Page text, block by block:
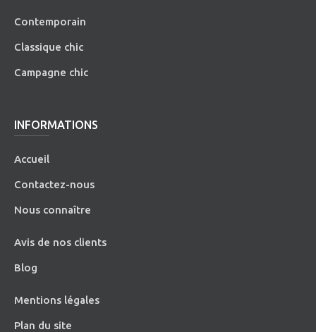
Contemporain
Classique chic
Campagne chic
INFORMATIONS
Accueil
Contactez-nous
Nous connaître
Avis de nos clients
Blog
Mentions légales
Plan du site